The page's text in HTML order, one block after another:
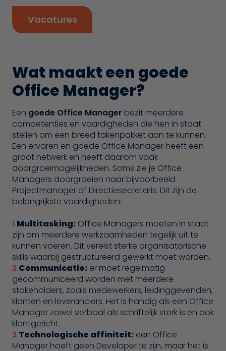
Vacatures
Wat maakt een goede
Office Manager?
Een goede Office Manager bezit meerdere
competenties en vaardigheden die hen in staat
stellen om een breed takenpakket aan te kunnen.
Een ervaren en goede Office Manager heeft een
groot netwerk en heeft daarom vaak
doorgroeimogelijkheden. Soms zie je Office
Managers doorgroeien naar bijvoorbeeld
Projectmanager of Directiesecretaris. Dit zijn de
belangrijkste vaardigheden:
Multitasking: Office Managers moeten in staat
zijn om meerdere werkzaamheden tegelijk uit te
kunnen voeren. Dit vereist sterke organisatorische
skills waarbij gestructureerd gewerkt moet worden.
Communicatie: er moet regelmatig
gecommuniceerd worden met meerdere
stakeholders, zoals medewerkers, leidinggevenden,
klanten en leveranciers. Het is handig als een Office
Manager zowel verbaal als schriftelijk sterk is en ook
klantgericht.
Technologische affiniteit: een Office
Manager hoeft geen Developer te zijn, maar het is